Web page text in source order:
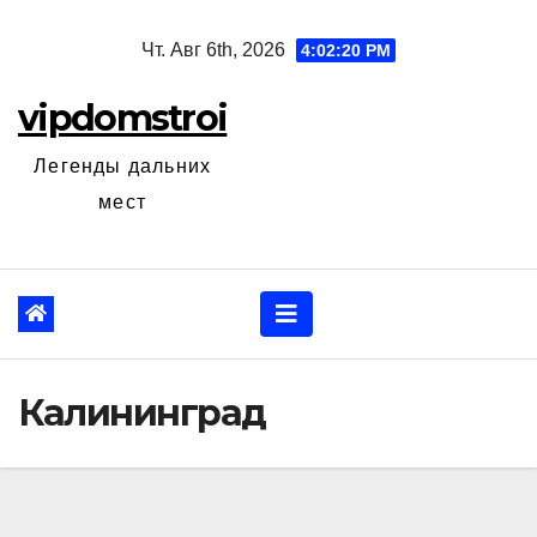
Чт. Авг 6th, 2026 4:02:22 PM
vipdomstroi
Легенды дальних
мест
Калининград